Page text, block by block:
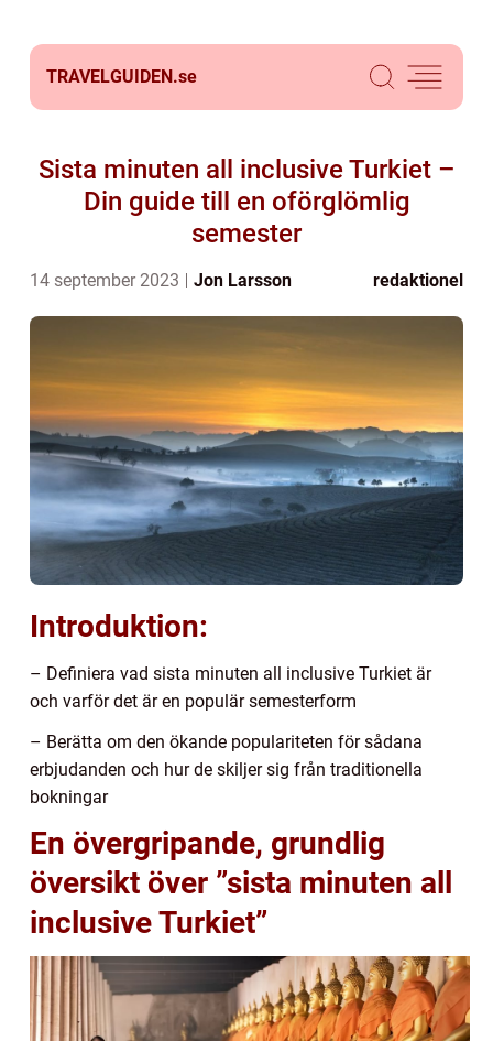
TRAVELGUIDEN.se
Sista minuten all inclusive Turkiet –
Din guide till en oförglömlig
semester
14 september 2023 Jon Larsson redaktionel
Introduktion:
– Definiera vad sista minuten all inclusive Turkiet är
och varför det är en populär semesterform
– Berätta om den ökande populariteten för sådana
erbjudanden och hur de skiljer sig från traditionella
bokningar
En övergripande, grundlig
översikt över ”sista minuten all
inclusive Turkiet”